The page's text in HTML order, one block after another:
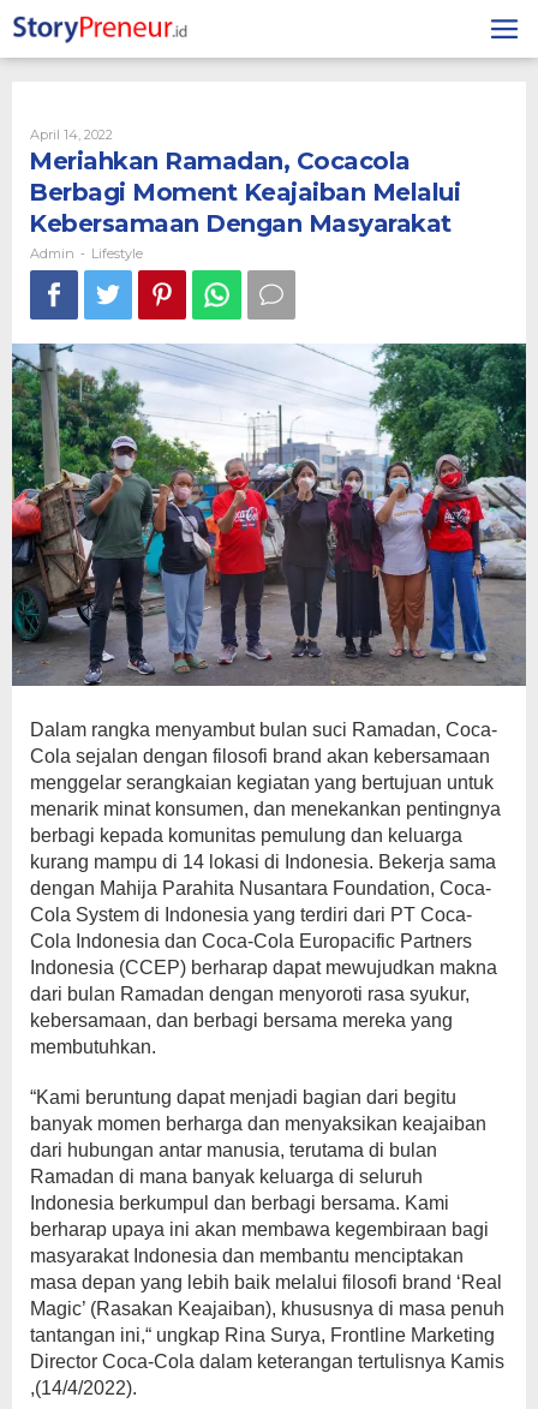
to
content
April 14, 2022
Admin
Meriahkan Ramadan, Cocacola
Berbagi Moment Keajaiban Melalui
Kebersamaan Dengan Masyarakat
Admin - Lifestyle
Dalam rangka menyambut bulan suci Ramadan, Coca-
Cola sejalan dengan filosofi brand akan kebersamaan
menggelar serangkaian kegiatan yang bertujuan untuk
menarik minat konsumen, dan menekankan pentingnya
berbagi kepada komunitas pemulung dan keluarga
kurang mampu di 14 lokasi di Indonesia. Bekerja sama
dengan Mahija Parahita Nusantara Foundation, Coca-
Cola System di Indonesia yang terdiri dari PT Coca-
Cola Indonesia dan Coca-Cola Europacific Partners
Indonesia (CCEP) berharap dapat mewujudkan makna
dari bulan Ramadan dengan menyoroti rasa syukur,
kebersamaan, dan berbagi bersama mereka yang
membutuhkan.
“Kami beruntung dapat menjadi bagian dari begitu
banyak momen berharga dan menyaksikan keajaiban
dari hubungan antar manusia, terutama di bulan
Ramadan di mana banyak keluarga di seluruh
Indonesia berkumpul dan berbagi bersama. Kami
berharap upaya ini akan membawa kegembiraan bagi
masyarakat Indonesia dan membantu menciptakan
masa depan yang lebih baik melalui filosofi brand ‘Real
Magic’ (Rasakan Keajaiban), khususnya di masa penuh
tantangan ini,“ ungkap Rina Surya, Frontline Marketing
Director Coca-Cola dalam keterangan tertulisnya Kamis
,(14/4/2022).